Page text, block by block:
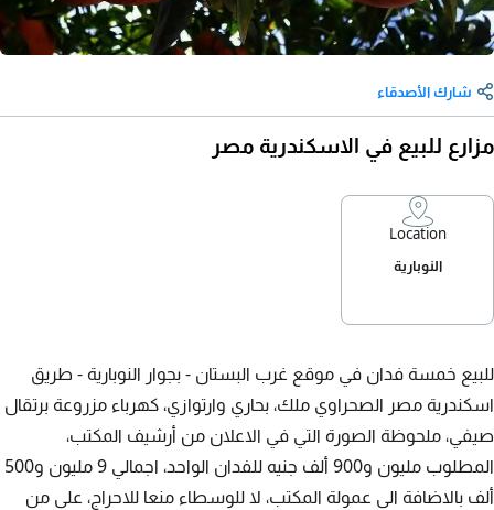
شارك الأصدقاء
مزارع للبيع في الاسكندرية مصر
Location
النوبارية
للبيع خمسة فدان في موقع غرب البستان - بجوار النوبارية - طريق
اسكندرية مصر الصحراوي ملك، بحاري وارتوازي، كهرباء مزروعة برتقال
صيفي، ملحوظة الصورة التي في الاعلان من أرشيف المكتب،
المطلوب مليون و900 ألف جنيه للفدان الواحد، اجمالي 9 مليون و500
ألف بالاضافة الى عمولة المكتب، لا للوسطاء منعا للاحراج، على من